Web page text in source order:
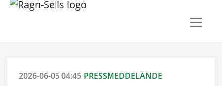
2026-06-05 04:45 PRESSMEDDELANDE